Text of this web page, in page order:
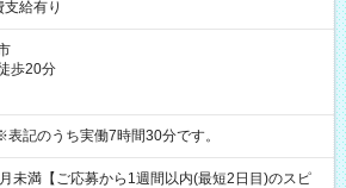
支給有り
歩20分
～17:00 ※表記のうち実働7時間30分です。
未満【ご応募から1週間以内(最短2日目)のスピ